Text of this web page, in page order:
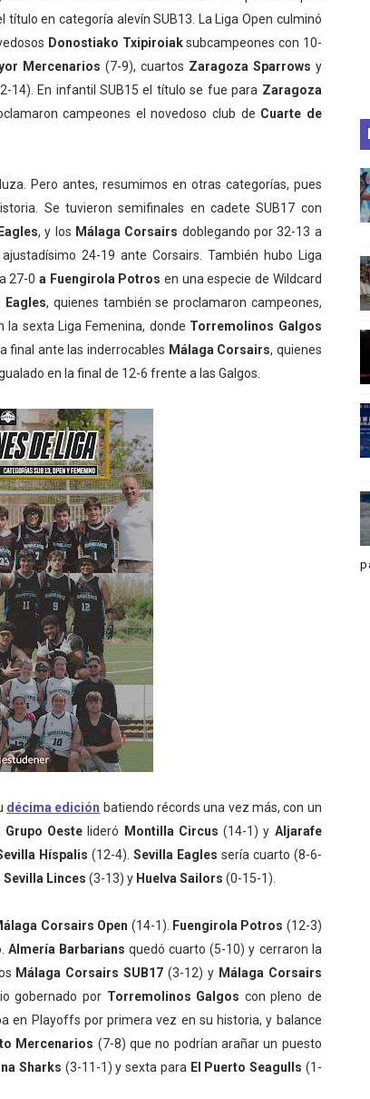
en categoría alevín SUB13. La Liga Open culminó
Donostiako Txipiroiaksubcampeones con 10-
Mercenarios(7-9), cuartos Zaragoza Sparrows y
14). En infantil SUB15 el título se fue para Zaragoza
campeones el novedoso club de Cuarte de
Pero antes, resumimos en otras categorías, pues
Se tuvieron semifinales en cadete SUB17 con
, y los Málaga Corsairs doblegando por 32-13 a
24-19 ante Corsairs. También hubo Liga
27-0 a Fuengirola Potrosen una especie de Wildcard
Eagles, quienes también se proclamaron campeones,
sexta Liga Femenina, donde Torremolinos Galgos
final ante las inderrocables Málaga Corsairs, quienes
en la final de 12-6 frente a las Galgos.
décima edición batiendo récords una vez más, con un
Grupo Oeste lideró Montilla Circus(14-1) y Aljarafe
Híspalis (12-4). Sevilla Eagles sería cuarto (8-6-
Sevilla Linces (3-13) y Huelva Sailors (0-15-1).
Corsairs Open (14-1). Fuengirola Potros (12-3)
Almería Barbarians quedó cuarto (5-10) y cerraron la
Málaga Corsairs SUB17(3-12) y Málaga Corsairs
gobernado por Torremolinos Galgos con pleno de
en Playoffs por primera vez en su historia, y balance
Mercenarios (7-8) que no podrían arañar un puesto
Sharks (3-11-1) y sexta para El Puerto Seagulls (1-